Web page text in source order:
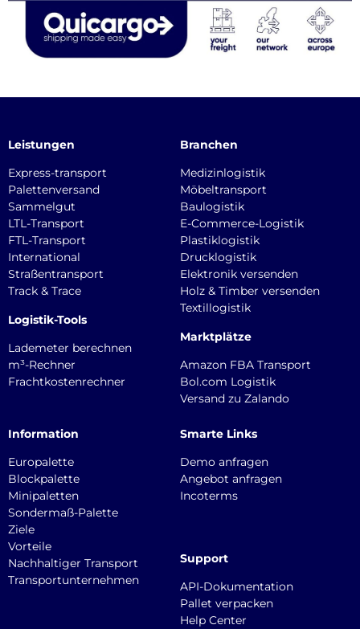
Leistungen
Express-transport
Palettenversand
Sammelgut
LTL-Transport
FTL-Transport
International
Straßentransport
Track & Trace
Logistik-Tools
Lademeter berechnen
m³-Rechner
Frachtkostenrechner
Branchen
Medizinlogistik
Möbeltransport
Baulogistik
E-Commerce-Logistik
Plastiklogistik
Drucklogistik
Elektronik versenden
Holz & Timber versenden
Textillogistik
Marktplätze
Amazon FBA Transport
Bol.com Logistik
Versand zu Zalando
Information
Europalette
Blockpalette
Minipaletten
Sondermaß-Palette
Ziele
Vorteile
Nachhaltiger Transport
Transportunternehmen
Smarte Links
Demo anfragen
Angebot anfragen
Incoterms
Support
API-Dokumentation
Pallet verpacken
Help Center